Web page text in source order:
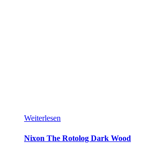
Weiterlesen
Nixon The Rotolog Dark Wood